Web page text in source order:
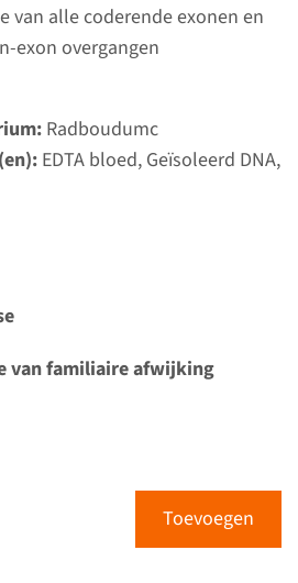
van alle coderende exonen en
exon overgangen
Radboudumc
EDTA bloed, Geïsoleerd DNA,
van familiaire afwijking
Toevoegen
weken / Gerichte analyse: 4
weken / Gerichte analyse: 4